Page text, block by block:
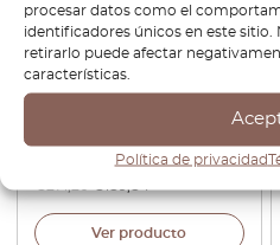
procesar datos como el
identificadores únicos en este
retirarlo puede afectar
características.
Política de privacidad
Mercedes CLK W208 Asiento
Embellecedor Bisel Izquierdo
A2089182030
Ver producto